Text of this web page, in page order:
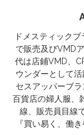
ドメスティック
で販売及びVMD
代は店鋪VMD、
ウンダーとして
セスアッパーブ
百貨店の婦人服、
線、販売員目線
『買い易く、働